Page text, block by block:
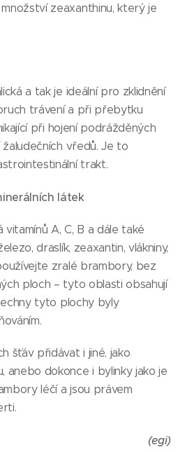
zeaxanthinu, který je
a tak je ideální pro zklidnění
trávení a při přebytku
při hojení podrážděných
vředů. Je to
trakt.
látek
A, C, B a dále také
draslík, zeaxantin, vlákniny,
zralé brambory, bez
ploch – tyto oblasti obsahují
tyto plochy byly
šťáv přidávat i jiné, jako
anebo dokonce i bylinky jako je
léčí a jsou právem
(egi)